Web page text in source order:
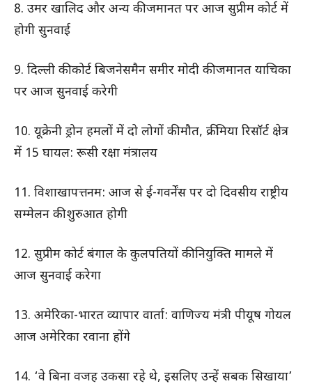
8. उमर खालिद और अन्य की जमानत पर आज सुप्रीम कोर्ट में
होगी सुनवाई
9. दिल्ली की कोर्ट बिजनेसमैन समीर मोदी की जमानत याचिका
पर आज सुनवाई करेगी
10. यूक्रेनी ड्रोन हमलों में दो लोगों की मौत, क्रीमिया रिसॉर्ट क्षेत्र
में 15 घायल: रूसी रक्षा मंत्रालय
11. विशाखापत्तनम: आज से ई-गवर्नेंस पर दो दिवसीय राष्ट्रीय
सम्मेलन की शुरुआत होगी
12. सुप्रीम कोर्ट बंगाल के कुलपतियों की नियुक्ति मामले में
आज सुनवाई करेगा
13. अमेरिका-भारत व्यापार वार्ता: वाणिज्य मंत्री पीयूष गोयल
आज अमेरिका रवाना होंगे
14. ‘वे बिना वजह उकसा रहे थे, इसलिए उन्हें सबक सिखाया’